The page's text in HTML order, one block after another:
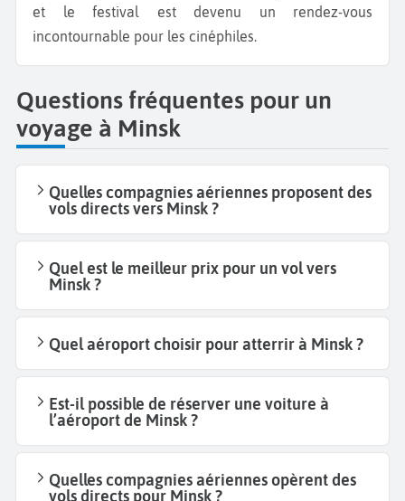
et le festival est devenu un rendez-vous
incontournable pour les cinéphiles.
Questions fréquentes pour un
voyage à Minsk
Quelles compagnies aériennes proposent des
vols directs vers Minsk ?
Quel est le meilleur prix pour un vol vers
Minsk ?
Quel aéroport choisir pour atterrir à Minsk ?
Est-il possible de réserver une voiture à
l’aéroport de Minsk ?
Quelles compagnies aériennes opèrent des
vols directs pour Minsk ?